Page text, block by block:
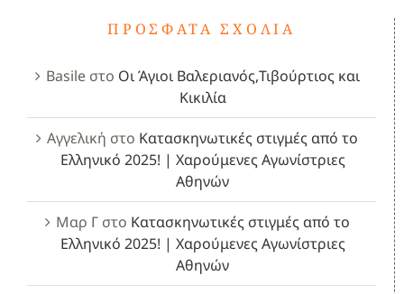
ΠΡΌΣΦΑΤΑ ΣΧΌΛΙΑ
Basileστο Οι Άγιοι Βαλεριανός,Τιβούρτιος και
Κικιλία
Αγγελική στο Κατασκηνωτικές στιγμές από το
Ελληνικό 2025! | Χαρούμενες Αγωνίστριες
Αθηνών
Μαρ Γστο Κατασκηνωτικές στιγμές από το
Ελληνικό 2025! | Χαρούμενες Αγωνίστριες
Αθηνών